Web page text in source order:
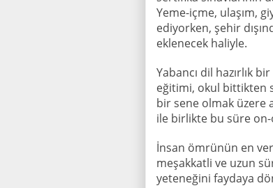
Yeme-içme, ulaşım,
ediyorken, şehir
eklenecek haliyle.
Yabancı dil hazırlık
eğitimi, okul bittikten
bir sene olmak üzere
ile birlikte bu süre on-
İnsan ömrünün en
meşakkatli ve uzun
yeteneğini faydaya